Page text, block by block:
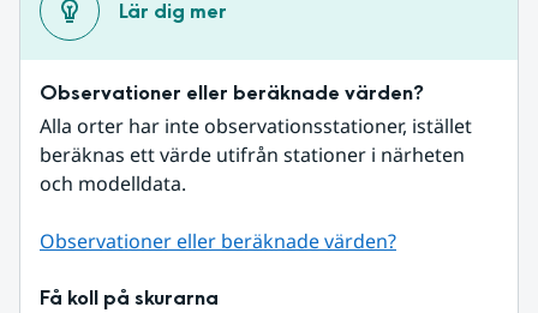
Lär dig mer
Observationer eller beräknade värden?
Alla orter har inte observationsstationer, istället
beräknas ett värde utifrån stationer i närheten
och modelldata.
Observationer eller beräknade värden?
Få koll på skurarna